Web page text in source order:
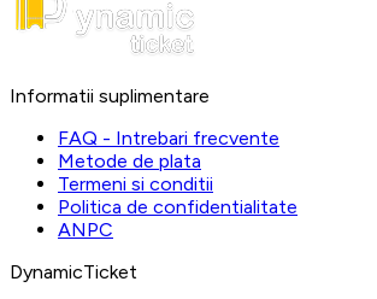
Informatii suplimentare
FAQ - Intrebari frecvente
Metode de plata
Termeni si conditii
Politica de confidentialitate
ANPC
DynamicTicket